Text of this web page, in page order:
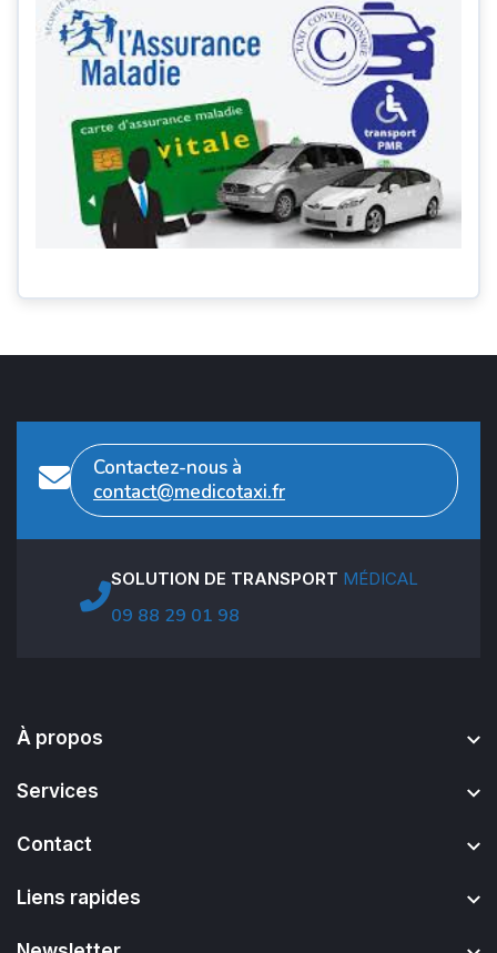
Contactez-nous à
contact@medicotaxi.fr
SOLUTION DE TRANSPORT MÉDICAL
09 88 29 01 98
À propos
Services
Contact
Liens rapides